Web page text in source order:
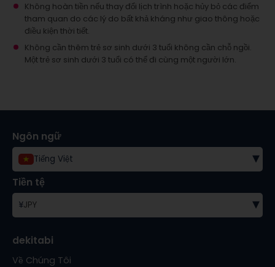
Không hoàn tiền nếu thay đổi lịch trình hoặc hủy bỏ các điểm
tham quan do các lý do bất khả kháng như giao thông hoặc
điều kiện thời tiết.
Không cần thêm trẻ sơ sinh dưới 3 tuổi không cần chỗ ngồi.
Một trẻ sơ sinh dưới 3 tuổi có thể đi cùng một người lớn.
Ngôn ngữ
Tiếng Việt ▾
Tiền tệ
¥JPY ▾
dekitabi
Về Chúng Tôi